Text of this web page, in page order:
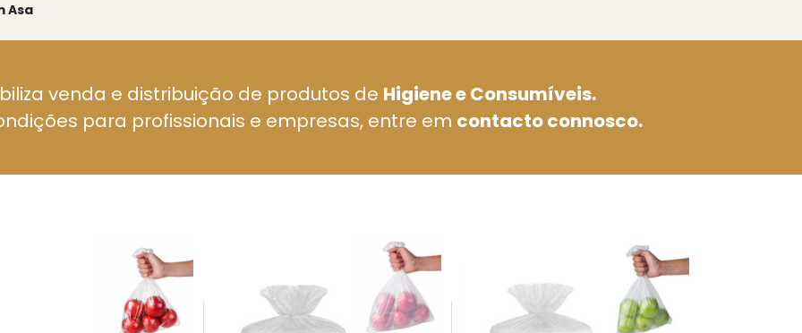
Asa
venda e distribuição de produtos de Higiene e Consumíveis.
para profissionais e empresas, entre em contacto connosco.